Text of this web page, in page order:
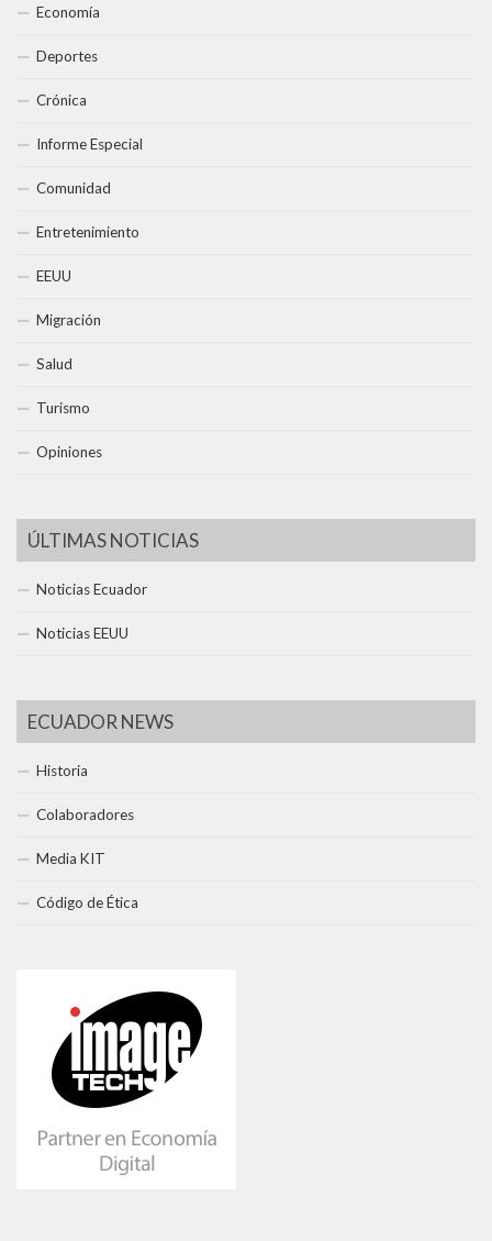
Economía
Deportes
Crónica
Informe Especial
Comunidad
Entretenimiento
EEUU
Migración
Salud
Turismo
Opiniones
ÚLTIMAS NOTICIAS
Noticias Ecuador
Noticias EEUU
ECUADOR NEWS
Historia
Colaboradores
Media KIT
Código de Ética